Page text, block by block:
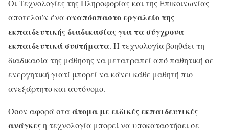
Οι Τεχνολογίες της Πληροφορίας και της Επικοινωνίας
αποτελούν ένααναπόσπαστο εργαλείο της
εκπαιδευτικής διαδικασίας για τα σύγχρονα
εκπαιδευτικά συστήματα. Η τεχνολογία βοηθάει τη
διαδικασία της μάθησης να μετατραπεί από παθητική σε
ενεργητική γιατί μπορεί να κάνει κάθε μαθητή πιο
ανεξάρτητο και αυτόνομο.
Όσον αφορά σταάτομα με ειδικές εκπαιδευτικές
ανάγκεςη τεχνολογία μπορεί να υποκαταστήσει σε